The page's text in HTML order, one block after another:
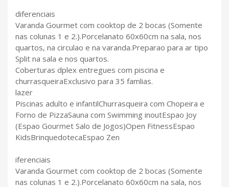
diferenciais
Varanda Gourmet com cooktop de 2 bocas (Somente
nas colunas 1 e 2.).Porcelanato 60x60cm na sala, nos
quartos, na circulao e na varanda.Preparao para ar tipo
Split na sala e nos quartos.
Coberturas dplex entregues com piscina e
churrasqueiraExclusivo para 35 famlias.
lazer
Piscinas adulto e infantilChurrasqueira com Chopeira e
Forno de PizzaSauna com Swimming inoutEspao Joy
(Espao Gourmet Salo de Jogos)Open FitnessEspao
KidsBrinquedotecaEspao Zen
iferenciais
Varanda Gourmet com cooktop de 2 bocas (Somente
nas colunas 1 e 2.).Porcelanato 60x60cm na sala, nos